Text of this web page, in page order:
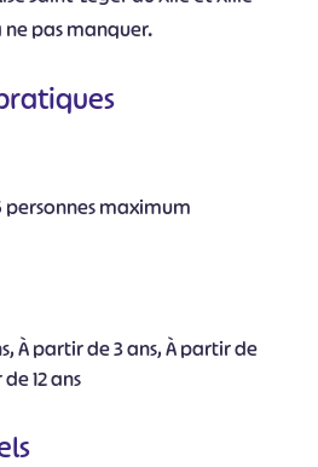
ne pas manquer.
personnes maximum
À partir de 3 ans, À partir de
12 ans